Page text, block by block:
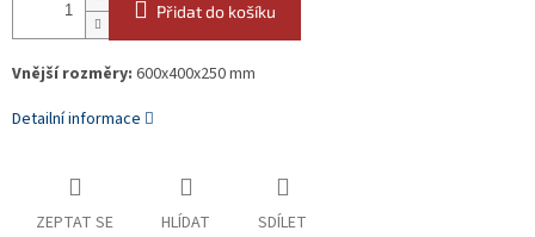
Přidat do košíku
Vnější rozměry: 600x400x250 mm
Detailní informace
ZEPTAT SE HLÍDAT SDÍLET